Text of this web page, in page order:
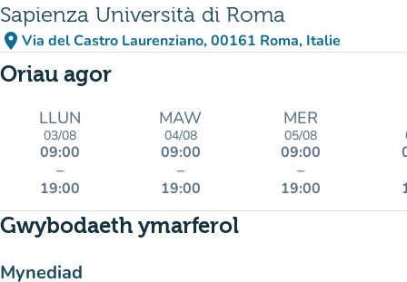
Sapienza Università di Roma
place Via del Castro Laurenziano, 00161 Roma, Italie
(agor yn Google Maps)
(tab newydd)
Oriau agor
LLUN
03/08
09:00
–
19:00
MAW
04/08
09:00
–
19:00
MER
05/08
09:00
–
19:00
Gwybodaeth ymarferol
Mynediad